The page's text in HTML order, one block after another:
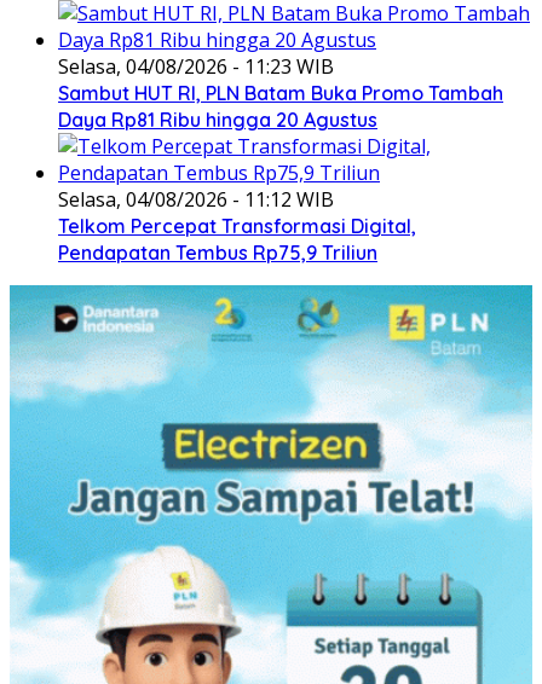
Selasa, 04/08/2026 - 11:23 WIB
Sambut HUT RI, PLN Batam Buka Promo Tambah
Daya Rp81 Ribu hingga 20 Agustus
Selasa, 04/08/2026 - 11:12 WIB
Telkom Percepat Transformasi Digital,
Pendapatan Tembus Rp75,9 Triliun